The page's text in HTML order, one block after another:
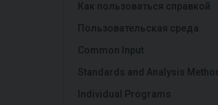
Как пользоваться справкой
Пользовательская среда
Common Input
Standards and Analysis
Individual Programs